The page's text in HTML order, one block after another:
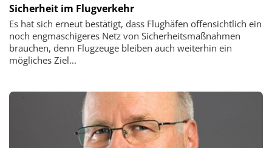
Sicherheit im Flugverkehr
Es hat sich erneut bestätigt, dass Flughäfen offensichtlich ein
noch engmaschigeres Netz von Sicherheitsmaßnahmen
brauchen, denn Flugzeuge bleiben auch weiterhin ein
mögliches Ziel...